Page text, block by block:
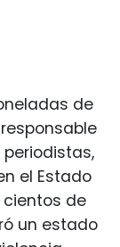
de
el Estado
de
un estado